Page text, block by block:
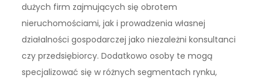
dużych firm zajmujących się obrotem
nieruchomościami, jak i prowadzenia własnej
działalności gospodarczej jako niezależni konsultanci
czy przedsiębiorcy. Dodatkowo osoby te mogą
specjalizować się w różnych segmentach rynku,